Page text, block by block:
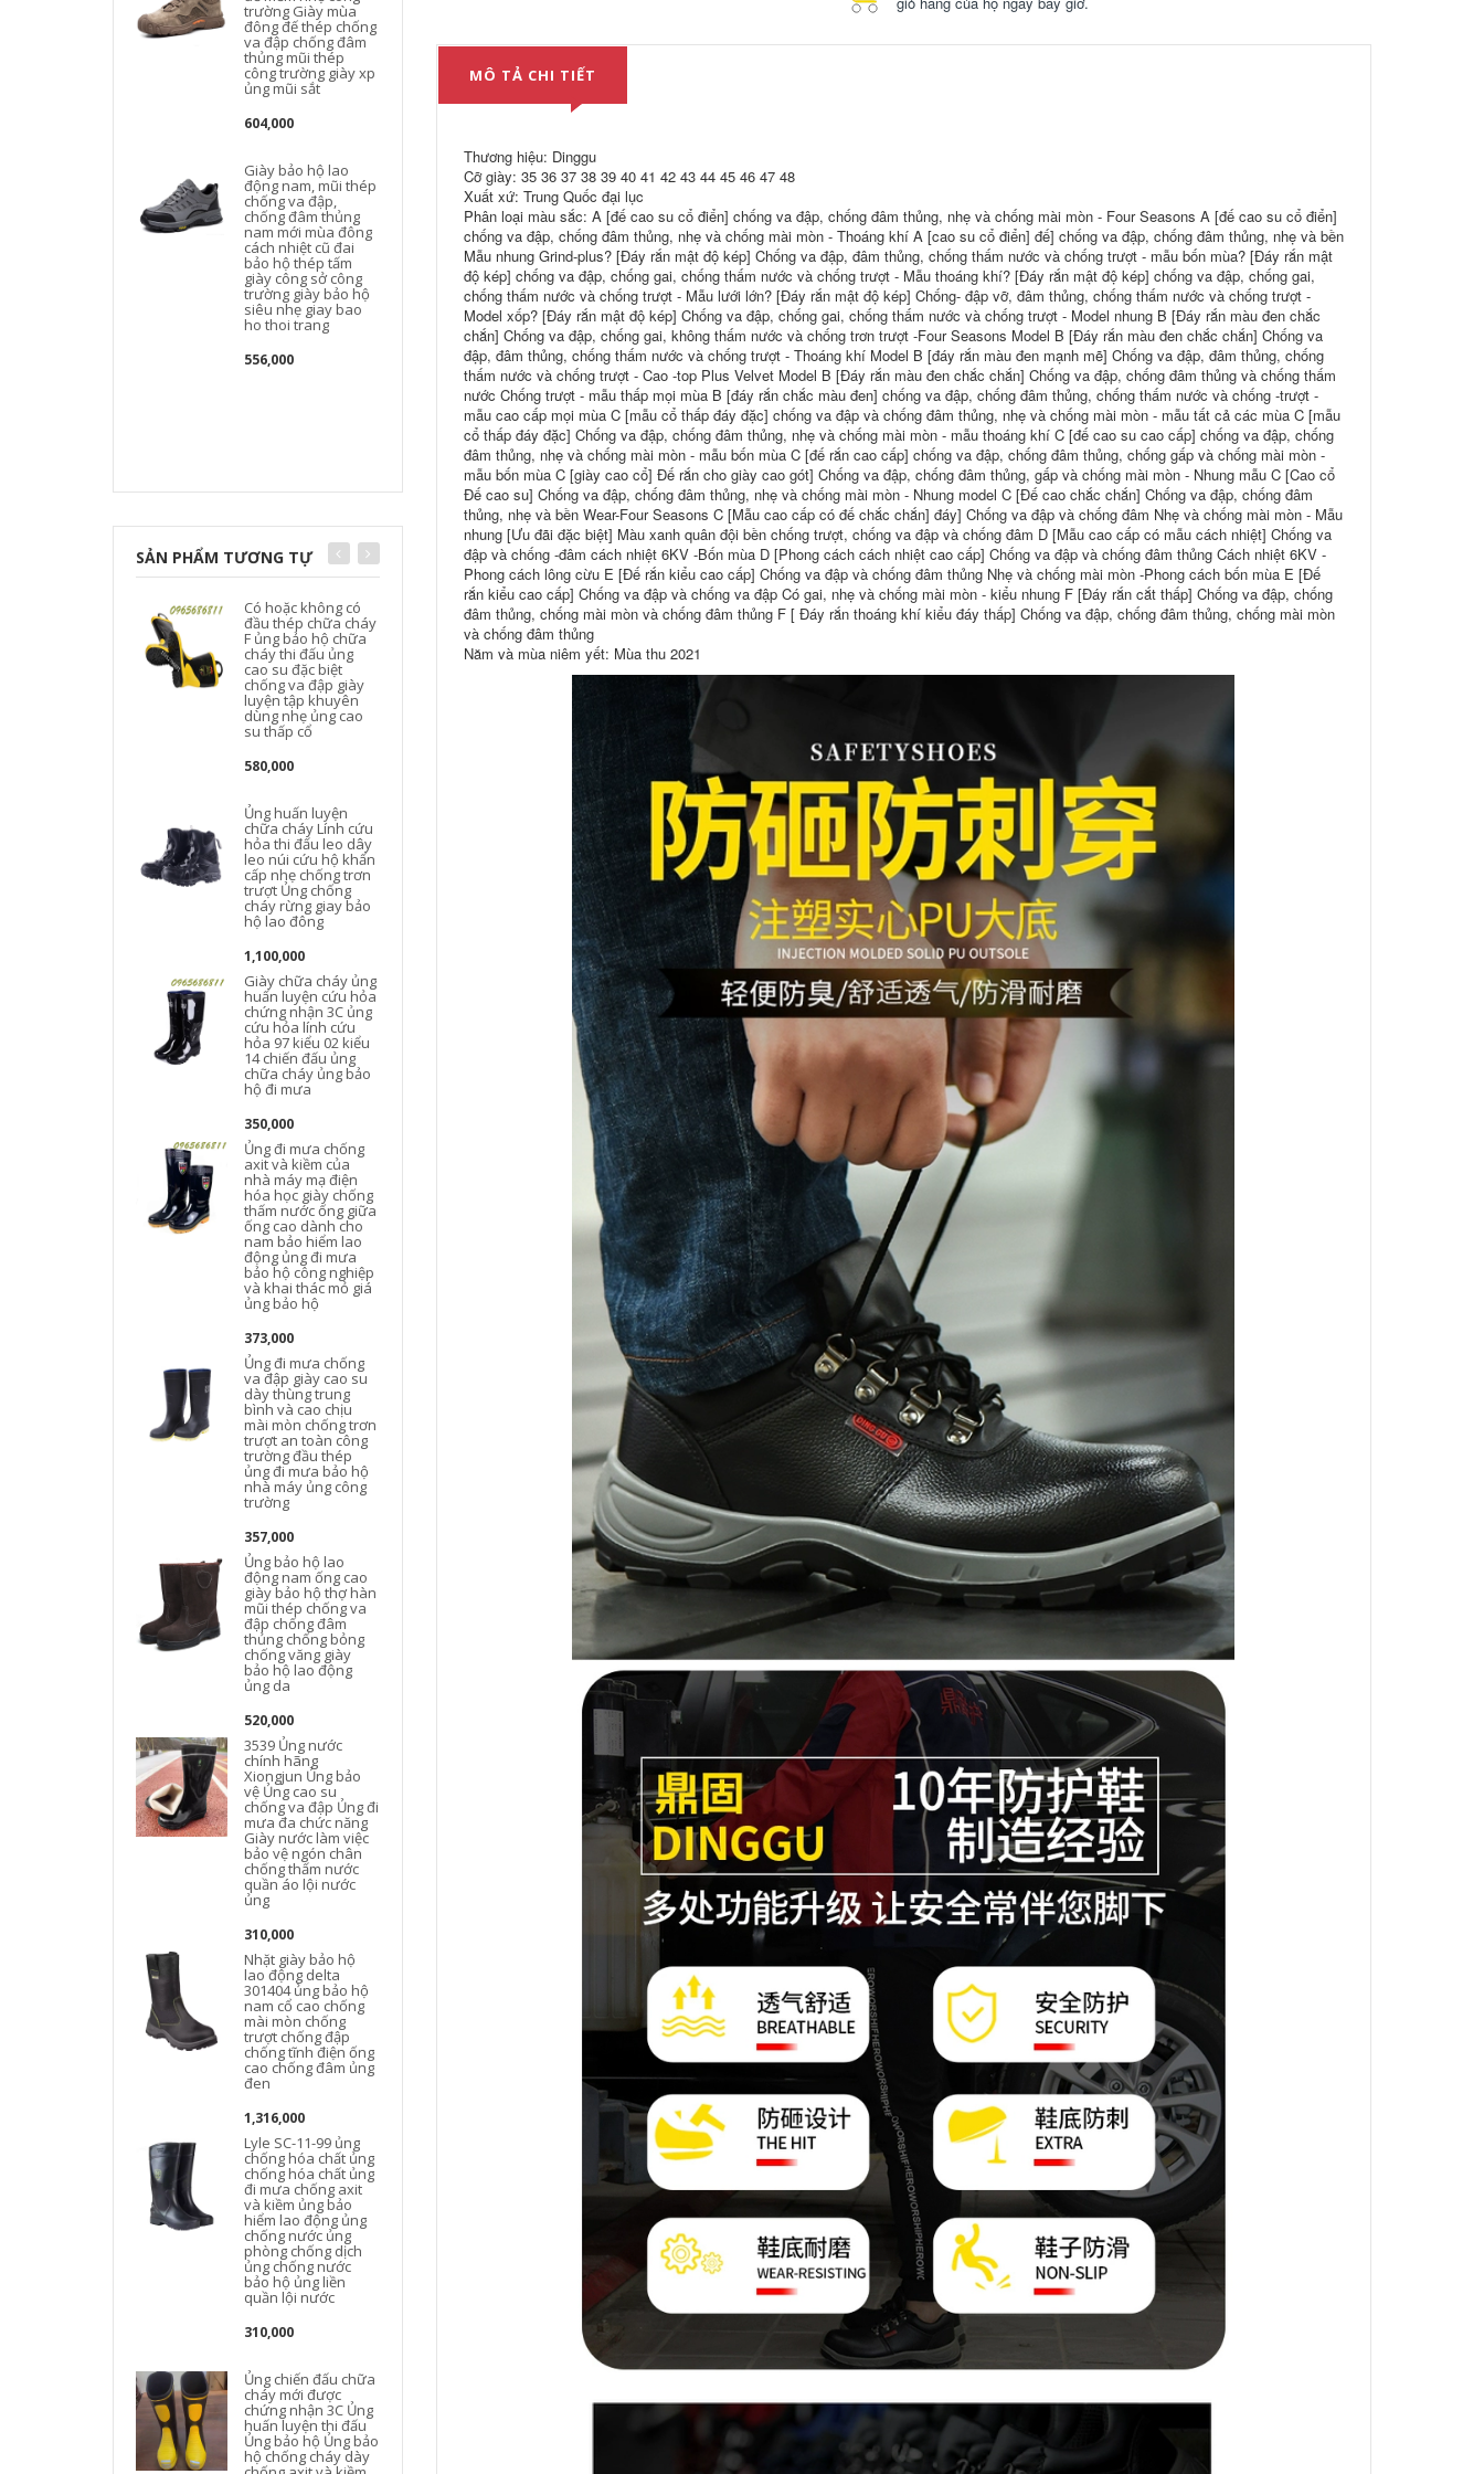
trường Giày mùa
đông đế thép chống
va đập chống đâm
thủng mũi thép
công trường giày xp
ủng mũi sắt
604,000
Giày bảo hộ lao
động nam, mũi thép
chống va đập,
chống đâm thủng
nam mới mùa đông
cách nhiệt cũ đai
bảo hộ thép tấm
giày công sở công
trường giày bảo hộ
siêu nhẹ giay bao
ho thoi trang
556,000
nhiệt nhẹ nam giày
bảo hộ lao đông
Giày bảo hộ lao
động Dinggu nam
chống va đập chống
đâm thủng giữa cao
cấp hàng đầu giày
cotton mùa đông
mũi thép nhẹ với
thép tấm làm việc
giay da bao ho giày
đế thép
604,000
động Dinggu len
chống đinh
644,000
Giày bảo hộ lao
động Dinggu nam
mũi thép chống va
đập, chống đâm
thủng nhẹ, đế mềm,
đi làm an toàn, chất
liệu nhung cao cấp
mùa đông giày bảo
hộ kiểu thể thao
giày chống đinh thể
thao
556,000
SẢN PHẨM TƯƠNG TỰ
Có hoặc không có
đầu thép chữa cháy
F ủng bảo hộ chữa
cháy thi đấu ủng
cao su đặc biệt
chống va đập giày
luyện tập khuyên
dùng nhẹ ủng cao
su thấp cổ
580,000
Ủng huấn luyện
chữa cháy Lính cứu
hỏa thi đấu leo ​​dây
leo núi cứu hộ khẩn
cấp nhẹ chống trơn
trượt Ủng chống
cháy rừng giay bảo
hộ lao đông
1,100,000
Giày chữa cháy ủng
huấn luyện cứu hỏa
chứng nhận 3C ủng
cứu hỏa lính cứu
hỏa 97 kiểu 02 kiểu
14 chiến đấu ủng
chữa cháy ủng bảo
hộ đi mưa
350,000
Ủng đi mưa chống
axit và kiềm của
nhà máy mạ điện
hóa học giày chống
thấm nước ống giữa
ống cao dành cho
nam bảo hiểm lao
động ủng đi mưa
bảo hộ công nghiệp
và khai thác mỏ giá
ủng bảo hộ
373,000
Ủng đi mưa chống
va đập giày cao su
dày thùng trung
bình và cao chịu
mài mòn chống trơn
trượt an toàn công
trường đầu thép
ủng đi mưa bảo hộ
nhà máy ủng công
trường
357,000
Ủng bảo hộ lao
động nam ống cao
giày bảo hộ thợ hàn
mũi thép chống va
đập chống đâm
thủng chống bỏng
chống văng giày
bảo hộ lao động
ủng da
520,000
3539 Ủng nước
chính hãng
Xiongjun Ủng bảo
vệ Ủng cao su
chống va đập Ủng đi
mưa đa chức năng
Giày nước làm việc
bảo vệ ngón chân
chống thấm nước
quần áo lội nước
ủng
310,000
Nhặt giày bảo hộ
lao động delta
301404 ủng bảo hộ
nam cổ cao chống
mài mòn chống
trượt chống đập
chống tĩnh điện ống
cao chống đâm ủng
đen
1,316,000
Lyle SC-11-99 ủng
chống hóa chất ủng
chống hóa chất ủng
đi mưa chống axit
và kiềm ủng bảo
hiểm lao động ủng
chống nước ủng
phòng chống dịch
ủng chống nước
bảo hộ ủng liền
quần lội nước
310,000
Ủng chiến đấu chữa
cháy mới được
chứng nhận 3C Ủng
huấn luyện thi đấu
Ủng bảo hộ Ủng bảo
hộ chống cháy dày
Ủng chống hóa chất
chống axit và kiềm
Ủng bảo hộ cao ủng
nước Ủng chống
dầu chống mài mòn
Ủng bảo hộ Jihua
chống trượt chống
mài mòn ống giữa
cao su đi mưa
chống gió và chống
thấm nước có thể
điều chỉnh cho nam
và nữ giày câu cá có
khuyết điểm nhẹ
ủng bảo hộ cao cấp
Ủng chữa cháy, giày
chữa cháy, giày cao
su chữa cháy,
training đế thép,
ủng bảo hộ chống
đâm thủng, 97 kiểu,
02 kiểu, 14 kiểu ủng
Giày Đi Mưa Cực Tốt
Nam Câu Cá Giày Đi
Mưa Takeaway Bảo
Nông Nghiệp Giày
Cao Su Chống Trơn
Thấm Nước ủng liền
Ủng đi mưa nam
chống thấm nước
giày cao su thời
trang ủng nước giày
giày câu cá giày đi
mưa nam quần ủng
Giày đi mưa mùa
nước chống trượt
nam Ủng đi mưa
câu cá ống cao cho
nam giày đi nước
trang chống thấm
ống giữa bảo hiểm
lao động nam Ủng
đi mưa giày cao su
nam cộng với vải
nhung, giày cao su
dày, công trường
xây dựng, giày bọc
ngoài chống mài
Ủng bảo hộ chống
hóa chất Lakeland
Giày bảo hộ lao
Giày bảo hộ lao
động chống thấm
nước có ống giữa
thoáng khí cho nam
Giày bảo hộ lao
động bằng cao su
chống trượt mũi
thép chống va đập
cho người lớn Ủng
đi mưa cho công
việc bên ngoài giày
ủng cao su
680,000
Quản lý mỏ cũ giày
bảo hộ lao động
cao cấp chống đâm
va chống axit chống
kiềm giày bảo hộ
lao động nhẹ giày
cao cổ giày bông
đầu bếp ủng công
trường
724,000
Giày bảo hiểm lao
động cộng với ủng
nhung mỏ dầu thợ
hàn chống tĩnh điện
chống đâm xuyên
cách nhiệt ống dài
công trường cao cấp
chịu nhiệt độ cao
ủng bảo hộ cao su
880,000
Ủng đi mưa giày
nước ngoại thương
xuất khẩu sang
Nhật Bản cao su
chịu mài mòn chống
nước giày bảo hộ
lao động giày đi
mưa giày câu cá trụ
cao độ bám chắc
ủng bảo hộ
Shield king da bò
giày bảo hiểm lao
động nam nữ chống
đập mũi thép chống
đâm có lỗ thoáng
khí an toàn lao
động công trường
giày giay bảo hộ lao
696,000
Bảo hiểm lao động
chắc chắn giày nam
chống va đập mũi
thép chống đâm
giày bảo hiểm lao
động nam công
trường xây dựng
cách nhiệt giày bảo
hộ lao động nữ thợ
điện giầy bao hộ
912,000
Giày bảo hộ lao
động nam mũi thép
bản to chống đâm
chống trơn trượt
giày bảo hộ lao
động công trường
công trường hàng
nhập thoải mái
thoáng khí giày ủng
cao su
932,000
Giày bảo hộ lao
động nam nữ đầu
thép chống đập
chống đâm nhẹ đế
mềm thoáng khí
khử mùi thợ điện
công việc mùa hè
dây thép tấm giày
bảo hộ đẹp
động nam nhẹ
chống va đập chống
đâm xuyên tĩnh
điện cách điện thợ
MÔ TẢ CHI TIẾT
Thương hiệu: Dinggu
Cỡ giày: 35 36 37 38 39 40 41 42 43 44 45 46 47 48
Xuất xứ: Trung Quốc đại lục
Phân loại màu sắc: A [đế cao su cổ điển] chống va đập, chống đâm thủng, nhẹ và chống mài mòn - Four Seasons A [đế cao su cổ điển]
chống va đập, chống đâm thủng, nhẹ và chống mài mòn - Thoáng khí A [cao su cổ điển] đế] chống va đập, chống đâm thủng, nhẹ và bền
Mẫu nhung Grind-plus? [Đáy rắn mật độ kép] Chống va đập, đâm thủng, chống thấm nước và chống trượt - mẫu bốn mùa? [Đáy rắn mật
độ kép] chống va đập, chống gai, chống thấm nước và chống trượt - Mẫu thoáng khí? [Đáy rắn mật độ kép] chống va đập, chống gai,
chống thấm nước và chống trượt - Mẫu lưới lớn? [Đáy rắn mật độ kép] Chống- đập vỡ, đâm thủng, chống thấm nước và chống trượt -
Model xốp? [Đáy rắn mật độ kép] Chống va đập, chống gai, chống thấm nước và chống trượt - Model nhung B [Đáy rắn màu đen chắc
chắn] Chống va đập, chống gai, không thấm nước và chống trơn trượt -Four Seasons Model B [Đáy rắn màu đen chắc chắn] Chống va
đập, đâm thủng, chống thấm nước và chống trượt - Thoáng khí Model B [đáy rắn màu đen mạnh mẽ] Chống va đập, đâm thủng, chống
thấm nước và chống trượt - Cao -top Plus Velvet Model B [Đáy rắn màu đen chắc chắn] Chống va đập, chống đâm thủng và chống thấm
nước Chống trượt - mẫu thấp mọi mùa B [đáy rắn chắc màu đen] chống va đập, chống đâm thủng, chống thấm nước và chống -trượt -
mẫu cao cấp mọi mùa C [mẫu cổ thấp đáy đặc] chống va đập và chống đâm thủng, nhẹ và chống mài mòn - mẫu tất cả các mùa C [mẫu
cổ thấp đáy đặc] Chống va đập, chống đâm thủng, nhẹ và chống mài mòn - mẫu thoáng khí C [đế cao su cao cấp] chống va đập, chống
đâm thủng, nhẹ và chống mài mòn - mẫu bốn mùa C [đế rắn cao cấp] chống va đập, chống đâm thủng, chống gấp và chống mài mòn -
mẫu bốn mùa C [giày cao cổ] Đế rắn cho giày cao gót] Chống va đập, chống đâm thủng, gấp và chống mài mòn - Nhung mẫu C [Cao cổ
Đế cao su] Chống va đập, chống đâm thủng, nhẹ và chống mài mòn - Nhung model C [Đế cao chắc chắn] Chống va đập, chống đâm
thủng, nhẹ và bền Wear-Four Seasons C [Mẫu cao cấp có đế chắc chắn] đáy] Chống va đập và chống đâm Nhẹ và chống mài mòn - Mẫu
nhung [Ưu đãi đặc biệt] Màu xanh quân đội bền chống trượt, chống va đập và chống đâm D [Mẫu cao cấp có mẫu cách nhiệt] Chống va
đập và chống -đâm cách nhiệt 6KV -Bốn mùa D [Phong cách cách nhiệt cao cấp] Chống va đập và chống đâm thủng Cách nhiệt 6KV -
Phong cách lông cừu E [Đế rắn kiểu cao cấp] Chống va đập và chống đâm thủng Nhẹ và chống mài mòn -Phong cách bốn mùa E [Đế
rắn kiểu cao cấp] Chống va đập và chống va đập Có gai, nhẹ và chống mài mòn - kiểu nhung F [Đáy rắn cắt thấp] Chống va đập, chống
đâm thủng, chống mài mòn và chống đâm thủng F [ Đáy rắn thoáng khí kiểu đáy thấp] Chống va đập, chống đâm thủng, chống mài mòn
và chống đâm thủng
Năm và mùa niêm yết: Mùa thu 2021